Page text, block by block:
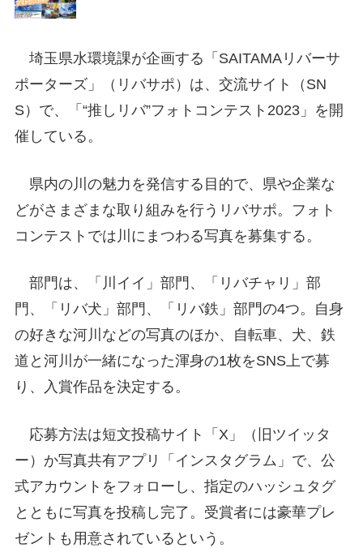
埼玉県水環境課が企画する「SAITAMAリバーサ
ポーターズ」（リバサポ）は、交流サイト（SN
S）で、「“推しリバ”フォトコンテスト2023」を開
催している。
県内の川の魅力を発信する目的で、県や企業な
どがさまざまな取り組みを行うリバサポ。フォト
コンテストでは川にまつわる写真を募集する。
部門は、「川イイ」部門、「リバチャリ」部
門、「リバ犬」部門、「リバ鉄」部門の4つ。自身
の好きな河川などの写真のほか、自転車、犬、鉄
道と河川が一緒になった渾身の1枚をSNS上で募
り、入賞作品を決定する。
応募方法は短文投稿サイト「X」（旧ツイッタ
ー）か写真共有アプリ「インスタグラム」で、公
式アカウントをフォローし、指定のハッシュタグ
とともに写真を投稿し完了。受賞者には豪華プレ
ゼントも用意されているという。